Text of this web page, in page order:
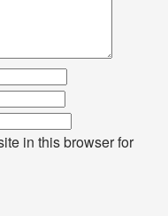
in this browser for